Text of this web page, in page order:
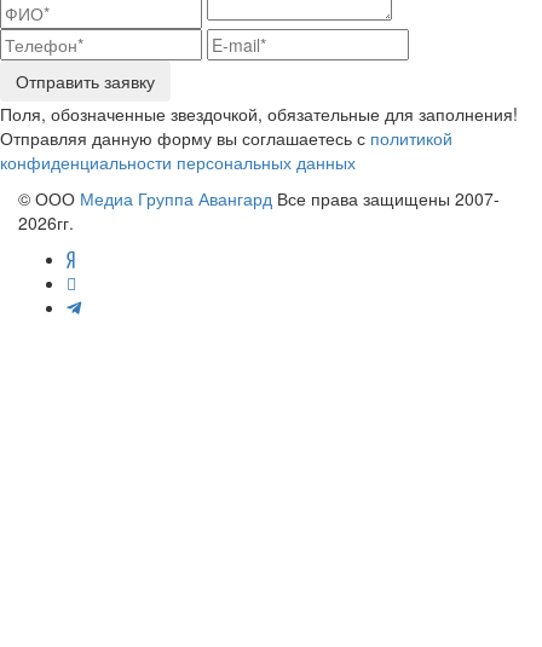
Отправить заявку
Поля, обозначенные звездочкой, обязательные для заполнения!
Отправляя данную форму вы соглашаетесь с политикой
конфиденциальности персональных данных
© ООО Медиа Группа Авангард Все права защищены 2007-
2026гг.